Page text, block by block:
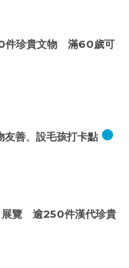
件珍貴文物 滿60歲可
善、設毛孩打卡點
展覽 逾250件漢代珍貴